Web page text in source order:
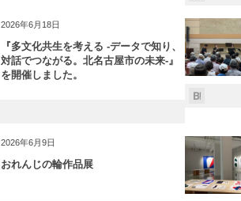
2026年6月18日
『多文化共生を考える -データで知り、
対話でつながる。北名古屋市の未来-』
を開催しました。
2026年6月9日
おれんじの輪作品展